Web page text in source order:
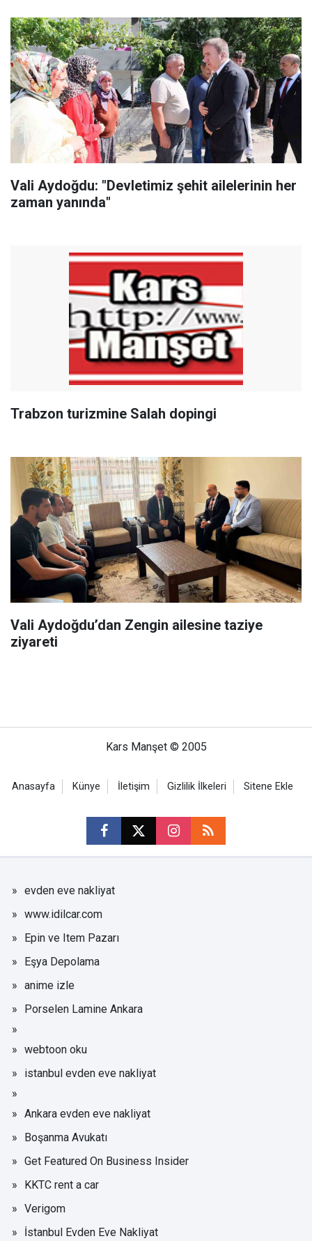
Vali Aydoğdu: "Devletimiz şehit ailelerinin her
zaman yanında"
Trabzon turizmine Salah dopingi
Vali Aydoğdu’dan Zengin ailesine taziye
ziyareti
Kars Manşet © 2005
Anasayfa Künye İletişim Gizlilik İlkeleri Sitene Ekle
evden eve nakliyat
www.idilcar.com
Epin ve Item Pazarı
Eşya Depolama
anime izle
Porselen Lamine Ankara
webtoon oku
istanbul evden eve nakliyat
Ankara evden eve nakliyat
Boşanma Avukatı
Get Featured On Business Insider
KKTC rent a car
Verigom
İstanbul Evden Eve Nakliyat